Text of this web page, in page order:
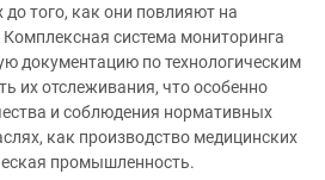
того, как они повлияют на
система мониторинга
документацию по технологическим
их отслеживания, что особенно
и соблюдения нормативных
как производство медицинских
промышленность.